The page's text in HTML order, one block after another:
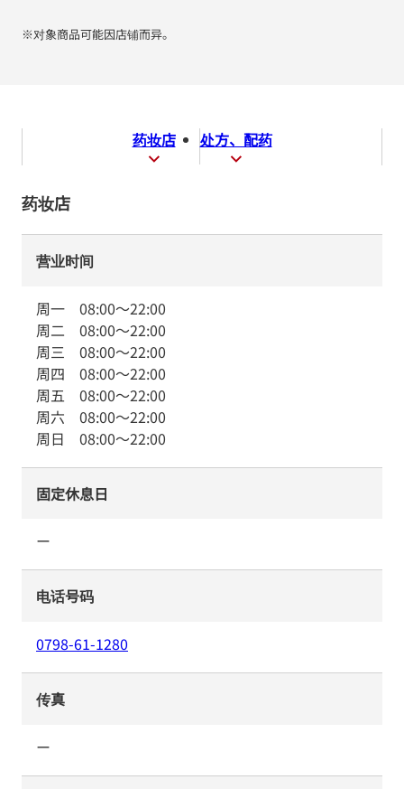
※对象商品可能因店铺而异。
药妆店 处方、配药
药妆店
营业时间
周一 08:00～22:00
周二 08:00～22:00
周三 08:00～22:00
周四 08:00～22:00
周五 08:00～22:00
周六 08:00～22:00
周日 08:00～22:00
固定休息日
ー
电话号码
0798-61-1280
传真
ー